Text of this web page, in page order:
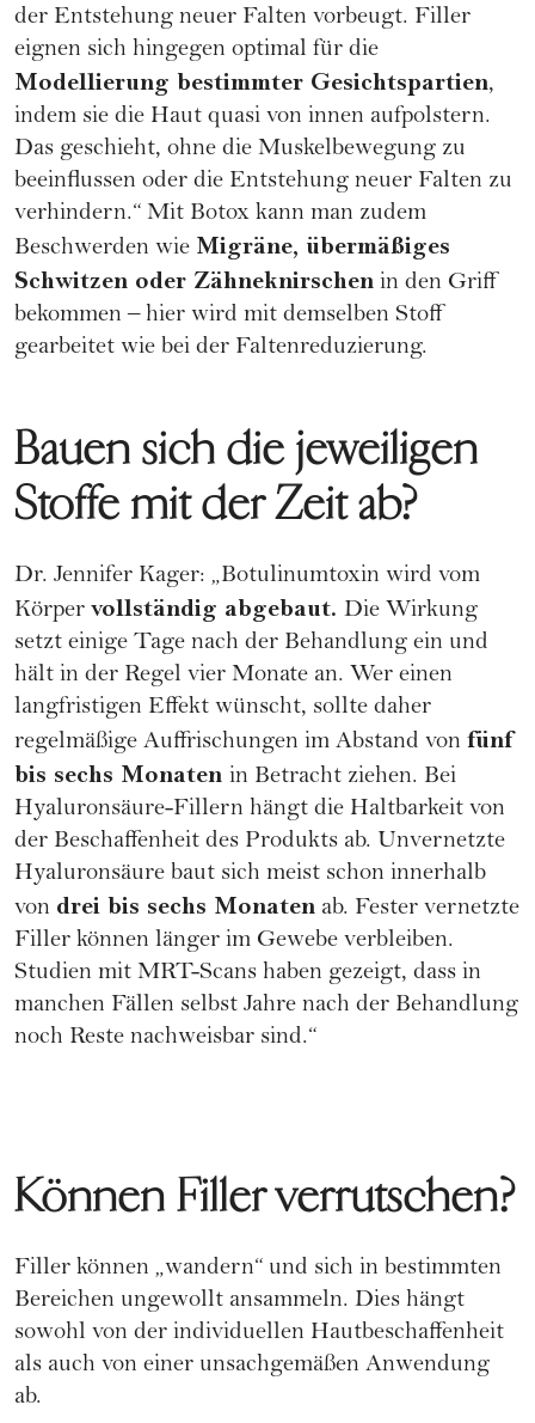
der Entstehung neuer Falten vorbeugt. Filler
eignen sich hingegen optimal für die
Modellierung bestimmter Gesichtspartien,
indem sie die Haut quasi von innen aufpolstern.
Das geschieht, ohne die Muskelbewegung zu
beeinflussen oder die Entstehung neuer Falten zu
verhindern.“ Mit Botox kann man zudem
Beschwerden wie Migräne, übermäßiges
Schwitzen oder Zähneknirschen in den Griff
bekommen – hier wird mit demselben Stoff
gearbeitet wie bei der Faltenreduzierung.
Bauen sich die jeweiligen
Stoffe mit der Zeit ab?
Dr. Jennifer Kager: „Botulinumtoxin wird vom
Körper vollständig abgebaut. Die Wirkung
setzt einige Tage nach der Behandlung ein und
hält in der Regel vier Monate an. Wer einen
langfristigen Effekt wünscht, sollte daher
regelmäßige Auffrischungen im Abstand von fünf
bis sechs Monaten in Betracht ziehen. Bei
Hyaluronsäure-Fillern hängt die Haltbarkeit von
der Beschaffenheit des Produkts ab. Unvernetzte
Hyaluronsäure baut sich meist schon innerhalb
von drei bis sechs Monaten ab. Fester vernetzte
Filler können länger im Gewebe verbleiben.
Studien mit MRT-Scans haben gezeigt, dass in
manchen Fällen selbst Jahre nach der Behandlung
noch Reste nachweisbar sind.“
Können Filler verrutschen?
Filler können „wandern“ und sich in bestimmten
Bereichen ungewollt ansammeln. Dies hängt
sowohl von der individuellen Hautbeschaffenheit
als auch von einer unsachgemäßen Anwendung
ab.